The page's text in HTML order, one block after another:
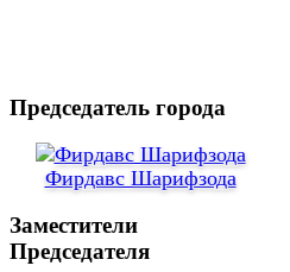
Председатель города
Фирдавс Шарифзода
Заместители
Председателя